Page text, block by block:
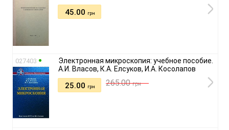
45.00 грн
027403
Электронная микроскопия: учебное пособие.
А.И. Власов, К.А. Елсуков, И.А. Косолапов
25.00 грн 265.00грн